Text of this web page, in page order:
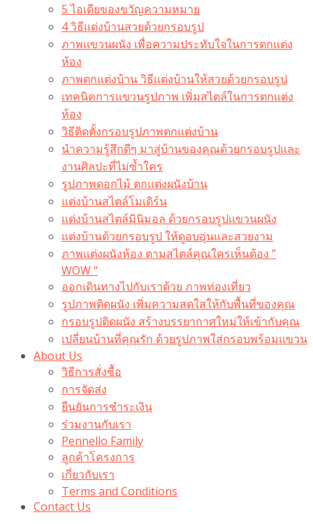
5 ไอเดียของขวัญความหมาย
4 วิธีแต่งบ้านสวยด้วยกรอบรูป
ภาพแขวนผนัง เพื่อความประทับใจในการตกแต่ง
ห้อง
ภาพตกแต่งบ้าน วิธีแต่งบ้านให้สวยด้วยกรอบรูป
เทคนิคการแขวนรูปภาพ เพิ่มสไตล์ในการตกแต่ง
ห้อง
วิธีติดตั้งกรอบรูปภาพตกแต่งบ้าน
นำความรู้สึกดีๆ มาสู่บ้านของคุณด้วยกรอบรูปและ
งานศิลปะที่ไม่ซ้ำใคร
รูปภาพดอกไม้ ตกแต่งผนังบ้าน
แต่งบ้านสไตล์โมเดิร์น
แต่งบ้านสไตล์มินิมอล ด้วยกรอบรูปแขวนผนัง
แต่งบ้านด้วยกรอบรูป ให้ดูอบอุ่นและสวยงาม
ภาพแต่งผนังห้อง ตามสไตล์คุณใครเห็นต้อง ”
WOW “
ออกเดินทางไปกับเราด้วย ภาพท่องเที่ยว
รูปภาพติดผนัง เพิ่มความสดใสให้กับพื้นที่ของคุณ
กรอบรูปติดผนัง สร้างบรรยากาศใหม่ให้เข้ากับคุณ
เปลี่ยนบ้านที่คุณรัก ด้วยรูปภาพใส่กรอบพร้อมแขวน​
About Us
วิธีการสั่งซื้อ
การจัดส่ง
ยืนยันการชำระเงิน
ร่วมงานกับเรา
Pennello Family
ลูกค้าโครงการ
เกี่ยวกับเรา
Terms and Conditions
Contact Us